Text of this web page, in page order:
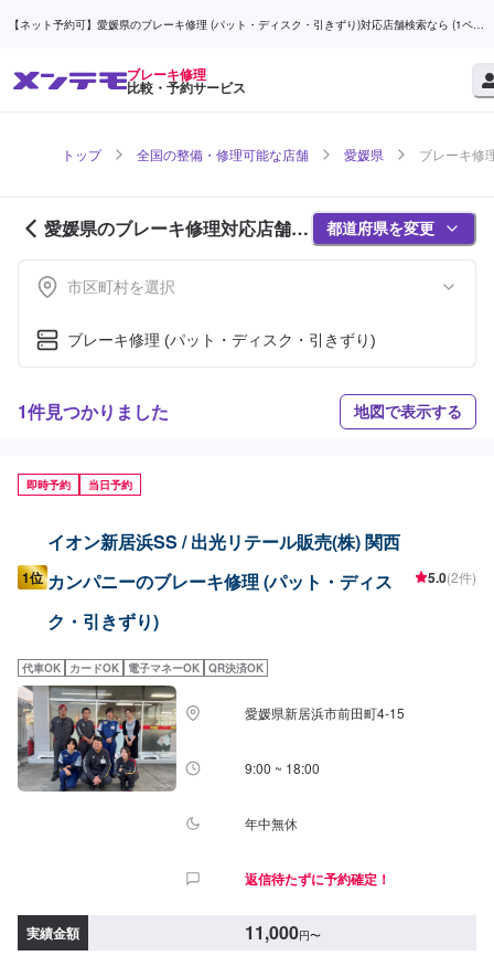
【ネット予約可】愛媛県のブレーキ修理 (パット・ディスク・引きずり)対応店舗検索なら (1ペー
ブレーキ修理
比較・予約サービス
トップ 全国の整備・修理可能な店舗 愛媛県 ブレーキ修
愛媛県のブレーキ修理対応店舗紹
介 (1ページ目)
都道府県を変更
市区町村を選択
ブレーキ修理 (パット・ディスク・引きずり)
1件見つかりました 地図で表示する
即時予約 当日予約
1位
イオン新居浜SS / 出光リテール販売(株) 関西
カンパニーのブレーキ修理 (パット・ディス
ク・引きずり)
5.0(2件)
代車OK カードOK 電子マネーOK QR決済OK
愛媛県新居浜市前田町4-15
9:00 ~ 18:00
年中無休
返信待たずに予約確定！
実績金額 11,000円〜